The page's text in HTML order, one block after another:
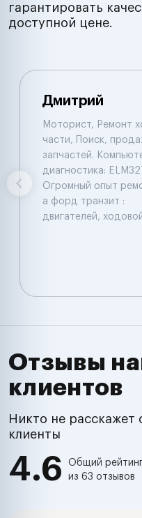
гарантировать
доступной цене.
Дмитрий
Моторист, Ремонт
части, Поиск,
запчастей.
диагностика:
Огромный опыт
а форд транзит :
двигателей,
Отзывы
клиентов
Никто не расскажет
клиенты
4.6
Общий
из 63 отзывов